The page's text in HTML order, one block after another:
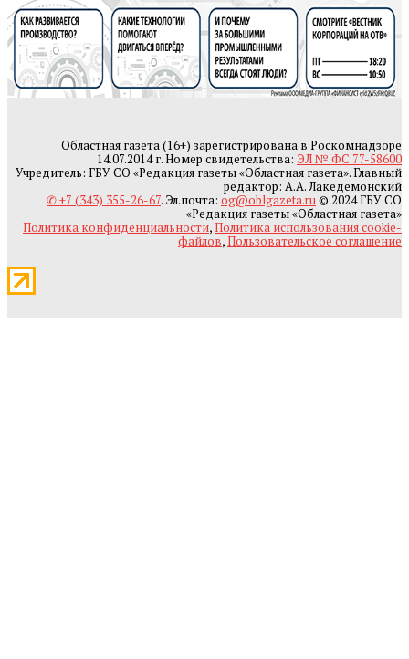
Областная газета (16+) зарегистрирована в Роскомнадзоре
14.07.2014 г. Номер свидетельства: ЭЛ № ФС 77-58600
Учредитель: ГБУ СО «Редакция газеты «Областная газета». Главный
редактор: А.А. Лакедемонский
✆ +7 (343) 355-26-67. Эл.почта: og@oblgazeta.ru© 2024 ГБУ СО
«Редакция газеты «Областная газета»
Политика конфиденциальности,Политика использования cookie-
файлов,Пользовательское соглашение